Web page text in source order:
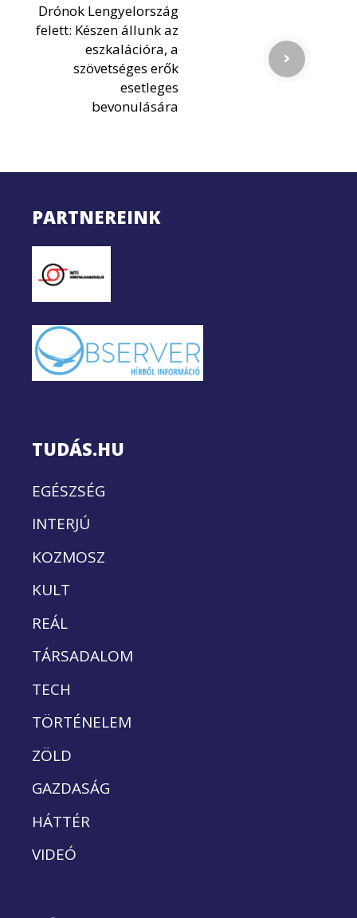
Drónok Lengyelország
felett: Készen állunk az
eszkalációra, a
szövetséges erők
esetleges
bevonulására
PARTNEREINK
TUDÁS.HU
EGÉSZSÉG
INTERJÚ
KOZMOSZ
KULT
REÁL
TÁRSADALOM
TECH
TÖRTÉNELEM
ZÖLD
GAZDASÁG
HÁTTÉR
VIDEÓ